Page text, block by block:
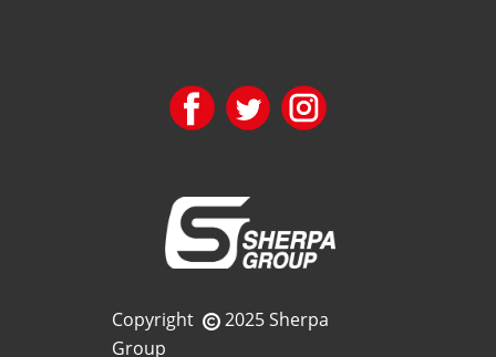
Copyright
2025 Sherpa
Group